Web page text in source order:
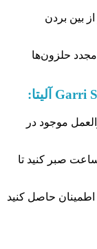
بین بردن
حلزون‌ها
موجود در
از افزودن محلول، به مدت 24 تا 48 ساعت صبر کنید تا
اطمینان حاصل کنید